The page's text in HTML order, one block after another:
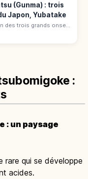
(Gunma) : trois
Japon, Yubatake
des trois grands onsen
min, source pH 2,1 et
:
: un paysage
rare qui se développe
acides.